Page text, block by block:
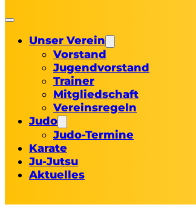
Unser Verein
Vorstand
Jugendvorstand
Trainer
Mitgliedschaft
Vereinsregeln
Judo
Judo-Termine
Karate
Ju-Jutsu
Aktuelles